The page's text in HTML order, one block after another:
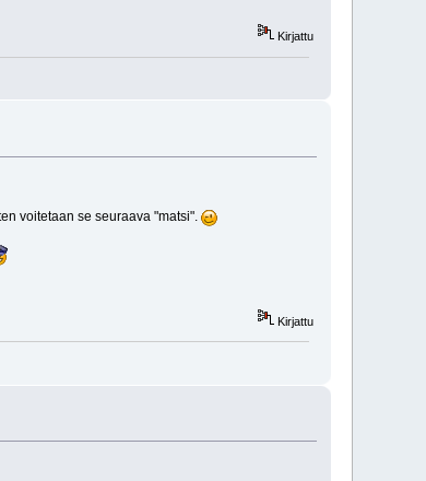
Kirjattu
voitetaan se seuraava "matsi".
Kirjattu